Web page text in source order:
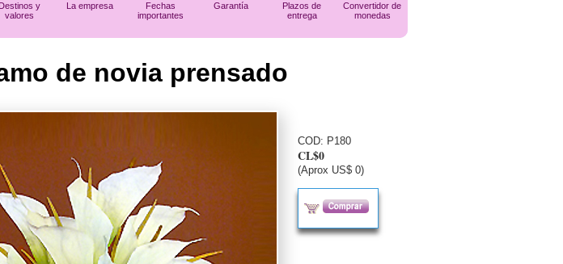
Destinos y
valores
La empresa
Fechas
importantes
Garantía
Plazos de
entrega
Convertidor de
monedas
de novia prensado
COD: P180
CL$0
(Aprox US$ 0)